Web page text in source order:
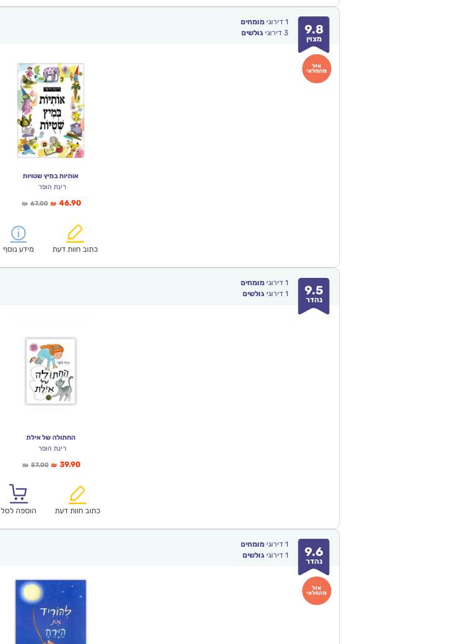
9.8
מצוין
1 דירוגימומחים
3 דירוגיגולשים
אותיות במיץ שטויות
רינת הופר
₪ 67.00המחיר
₪67.00.
₪ 46.90
הוא:
כתוב חוות דעת
מידע נוסף
9.5
נהדר
1 דירוגימומחים
1 דירוגיגולשים
החתולה של אילת
רינת הופר
₪ 57.00המחיר
₪57.00.
₪ 39.90
הוא:
כתוב חוות דעת
הוספה לסל
9.6
נהדר
1 דירוגימומחים
1 דירוגיגולשים